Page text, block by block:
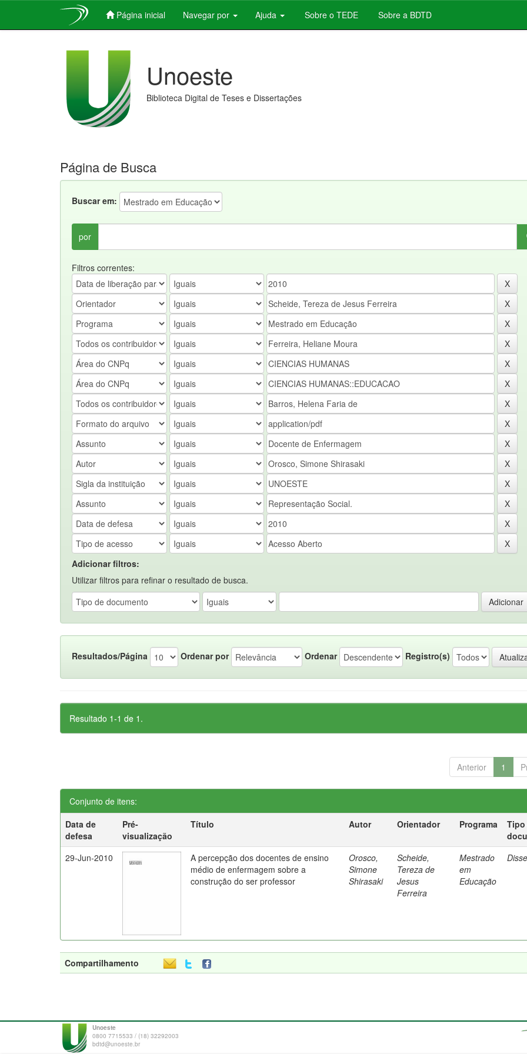
Página inicial Navegar por Ajuda Sobre o TEDE Sobre a BDTD
Unoeste
Biblioteca Digital de Teses e Dissertações
Página de Busca
Buscar em:
por
Filtros correntes:
Adicionar filtros:
Utilizar filtros para refinar o resultado de busca.
Resultados/Página Ordenar por Ordenar Registro(s)
Resultado 1-1 de 1.
Anterior 1
Conjunto de itens:
Data de
defesa
Pré-
visualização
Título Autor Orientador Programa
Tipo
29-Jun-2010
A percepção dos docentes de ensino
médio de enfermagem sobre a
construção do ser professor
Orosco,
Simone
Shirasaki
Scheide,
Tereza de
Jesus
Ferreira
Mestrado
em
Educação
Compartilhamento
Unoeste
0800 7715533 / (18) 32292003
bdtd@unoeste.br